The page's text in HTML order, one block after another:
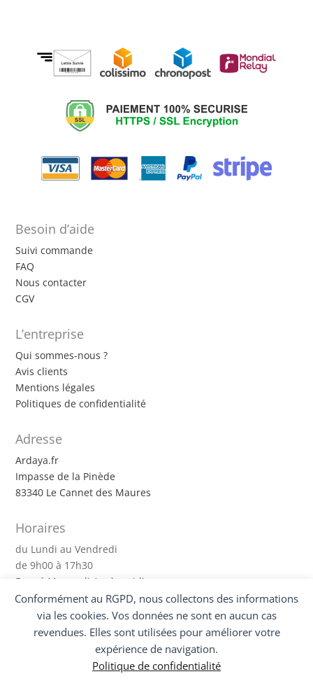
Conformément au RGPD, nous collectons des informations
via les cookies. Vos données ne sont en aucun cas
revendues. Elles sont utilisées pour améliorer votre
expérience de navigation.
Politique de confidentialité
Besoin d’aide
Suivi commande
FAQ
Nous contacter
CGV
L’entreprise
Qui sommes-nous ?
Avis clients
Mentions légales
Politiques de confidentialité
Adresse
Ardaya.fr
Impasse de la Pinède
83340 Le Cannet des Maures
Horaires
du Lundi au Vendredi
de 9h00 à 17h30
Fermé Mercredi Après-midi
Suivez-nous !